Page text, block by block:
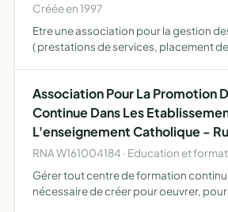
Créée en 1997
Etre une association pour la gestion
( prestations de services, placement
supp…
Association Pour La Promotion
Continue Dans Les
L'enseignement Catholique -
RNA W161004184 · Education et
Gérer tout centre de formation
nécessaire de créer pour oeuvrer,